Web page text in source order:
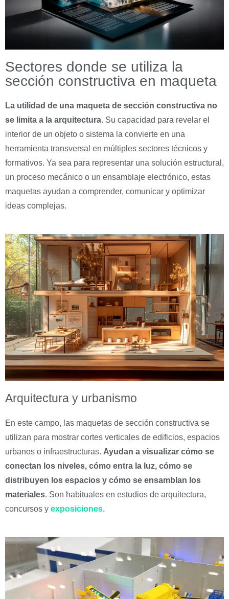
Sectores donde se utiliza la
sección constructiva en maqueta
La utilidad de una maqueta de sección constructiva no
se limita a la arquitectura. Su capacidad para revelar el
interior de un objeto o sistema la convierte en una
herramienta transversal en múltiples sectores técnicos y
formativos. Ya sea para representar una solución estructural,
un proceso mecánico o un ensamblaje electrónico, estas
maquetas ayudan a comprender, comunicar y optimizar
ideas complejas.
Arquitectura y urbanismo
En este campo, las maquetas de sección constructiva se
utilizan para mostrar cortes verticales de edificios, espacios
urbanos o infraestructuras. Ayudan a visualizar cómo se
conectan los niveles, cómo entra la luz, cómo se
distribuyen los espacios y cómo se ensamblan los
materiales. Son habituales en estudios de arquitectura,
concursos y exposiciones.